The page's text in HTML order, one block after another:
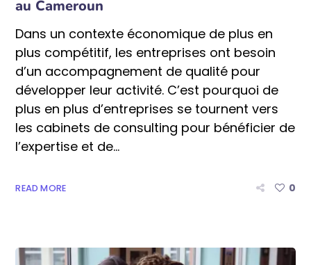
au Cameroun
Dans un contexte économique de plus en
plus compétitif, les entreprises ont besoin
d’un accompagnement de qualité pour
développer leur activité. C’est pourquoi de
plus en plus d’entreprises se tournent vers
les cabinets de consulting pour bénéficier de
l’expertise et de...
READ MORE 0